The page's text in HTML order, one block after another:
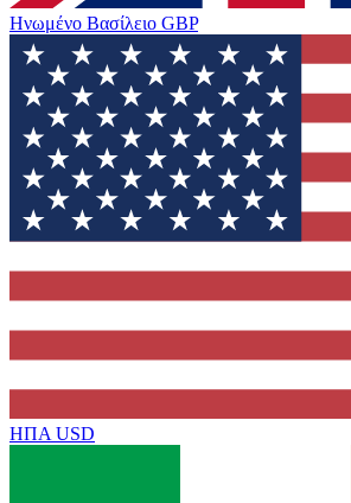
Ηνωμένο Βασίλειο GBP
ΗΠΑ USD